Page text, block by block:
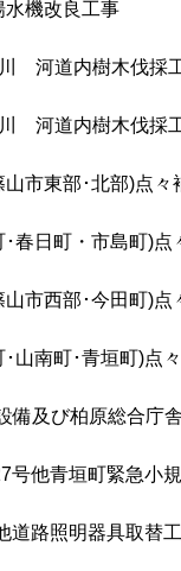
機改良工事
河道内樹木伐採
河道内樹木伐採
市東部･北部)点々
日町・市島町)点
市西部･今田町)点
南町･青垣町)点
及び柏原総合庁
他青垣町緊急小
路照明器具取替